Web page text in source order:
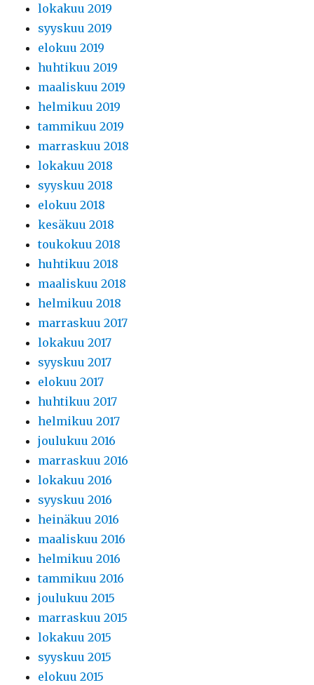
lokakuu 2019
syyskuu 2019
elokuu 2019
huhtikuu 2019
maaliskuu 2019
helmikuu 2019
tammikuu 2019
marraskuu 2018
lokakuu 2018
syyskuu 2018
elokuu 2018
kesäkuu 2018
toukokuu 2018
huhtikuu 2018
maaliskuu 2018
helmikuu 2018
marraskuu 2017
lokakuu 2017
syyskuu 2017
elokuu 2017
huhtikuu 2017
helmikuu 2017
joulukuu 2016
marraskuu 2016
lokakuu 2016
syyskuu 2016
heinäkuu 2016
maaliskuu 2016
helmikuu 2016
tammikuu 2016
joulukuu 2015
marraskuu 2015
lokakuu 2015
syyskuu 2015
elokuu 2015